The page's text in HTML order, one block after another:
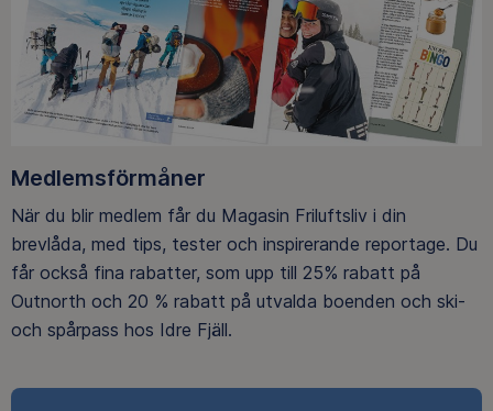
Medlemsförmåner
När du blir medlem får du Magasin Friluftsliv i din
brevlåda, med tips, tester och inspirerande reportage. Du
får också fina rabatter, som upp till 25% rabatt på
Outnorth och 20 % rabatt på utvalda boenden och ski-
och spårpass hos Idre Fjäll.